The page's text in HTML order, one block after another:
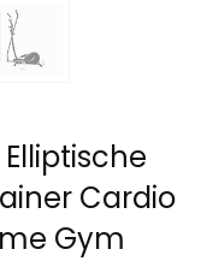
Cardio
Gym